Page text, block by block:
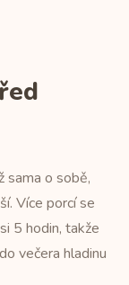
sama o sobě,
Více porcí se
5 hodin, takže
večera hladinu